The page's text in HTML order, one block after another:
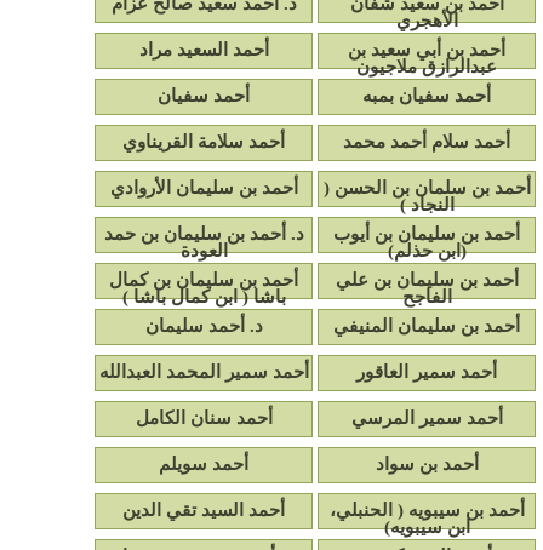
الأهجري
أحمد بن أبي سعيد بن
عبدالرازق ملاجيون
أحمد السعيد مراد
أحمد سفيان بمبه أحمد سفيان
أحمد سلام أحمد محمد أحمد سلامة القريناوي
أحمد بن سلمان بن الحسن (
النجاد )
أحمد بن سليمان الأروادي
أحمد بن سليمان بن أيوب
(ابن حذلم)
د. أحمد بن سليمان بن حمد
العودة
أحمد بن سليمان بن علي
الفاجح
أحمد بن سليمان بن كمال
باشا ( ابن كمال باشا )
أحمد بن سليمان المنيفي
د. أحمد سليمان
أحمد سمير العاقور أحمد سمير المحمد العبدالله
أحمد سمير المرسي أحمد سنان الكامل
أحمد بن سواد أحمد سويلم
أحمد بن سيبويه ( الحنبلي،
ابن سيبويه)
أحمد السيد تقي الدين